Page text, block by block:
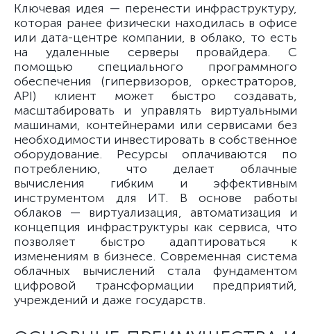
Ключевая идея — перенести инфраструктуру,
которая ранее физически находилась в офисе
или дата-центре компании, в облако, то есть
на удаленные серверы провайдера. С
помощью специального программного
обеспечения (гипервизоров, оркестраторов,
API) клиент может быстро создавать,
масштабировать и управлять виртуальными
машинами, контейнерами или сервисами без
необходимости инвестировать в собственное
оборудование. Ресурсы оплачиваются по
потреблению, что делает облачные
вычисления гибким и эффективным
инструментом для ИТ. В основе работы
облаков — виртуализация, автоматизация и
концепция инфраструктуры как сервиса, что
позволяет быстро адаптироваться к
изменениям в бизнесе. Современная система
облачных вычислений стала фундаментом
цифровой трансформации предприятий,
учреждений и даже государств.